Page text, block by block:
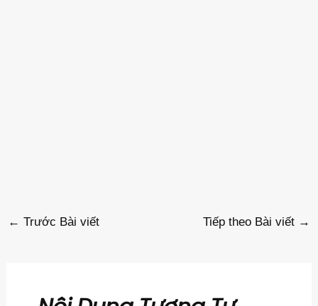
← Trước Bài viết Tiếp theo Bài viết →